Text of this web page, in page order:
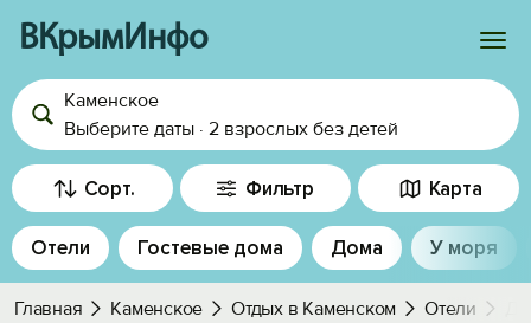
ВКрымИнфо
Войти
Избранное
История просмотра
Добавить свой объект
Каменское
Выберите даты · 2 взрослых без детей
Сорт. Фильтр Карта
Отели Гостевые дома Дома У моря
Главная Каменское Отдых в Каменском Отели